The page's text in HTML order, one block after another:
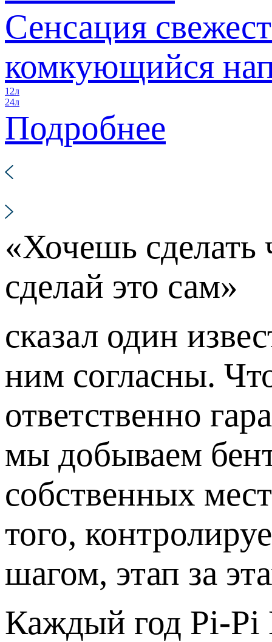
Сенсация
комкующийся
12л
24л
Подробнее
«Хочешь
сделай это сам»
сказал один
ним согласны.
ответственно
мы добываем
собственных
того,
шагом, этап за
Каждый год Pi-Pi